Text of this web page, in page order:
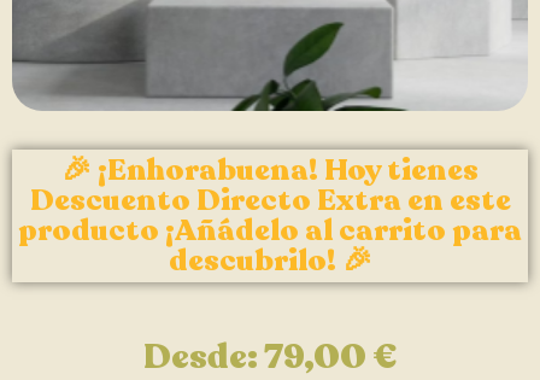
🎉 ¡Enhorabuena! Hoy tienes
Descuento Directo Extra en este
producto ¡Añádelo al carrito para
descubrilo! 🎉
Desde:79,00€